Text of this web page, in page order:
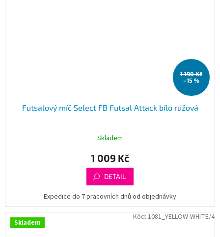
1 190 Kč
–15 %
Futsalový míč Select FB Futsal Attack bílo růžová
Skladem
1 009 Kč
DETAIL
Expedice do 7 pracovních dnů od objednávky
Skladem
Kód: 1081_YELLOW-WHITE/4